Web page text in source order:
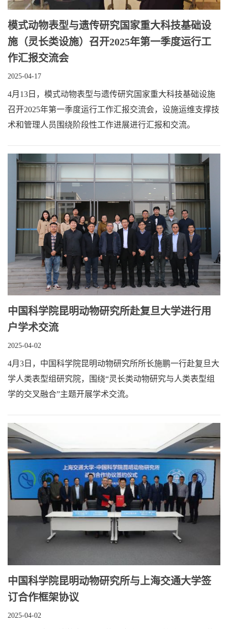
模式动物表型与遗传研究国家重大科技基础设
施（灵长类设施）召开2025年第一季度运行工
作汇报交流会
2025-04-17
4月13日，模式动物表型与遗传研究国家重大科技基础设施
召开2025年第一季度运行工作汇报交流会，设施运维支撑技
术和管理人员围绕阶段性工作进展进行汇报和交流。
中国科学院昆明动物研究所赴复旦大学进行用
户学术交流
2025-04-02
4月3日，中国科学院昆明动物研究所所长施鹏一行赴复旦大
学人类表型组研究院，围绕“灵长类动物研究与人类表型组
学的交叉融合”主题开展学术交流。
中国科学院昆明动物研究所与上海交通大学签
订合作框架协议
2025-04-02